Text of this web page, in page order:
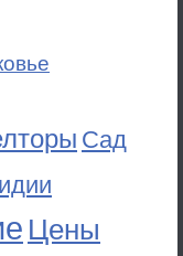
Сад
Цены